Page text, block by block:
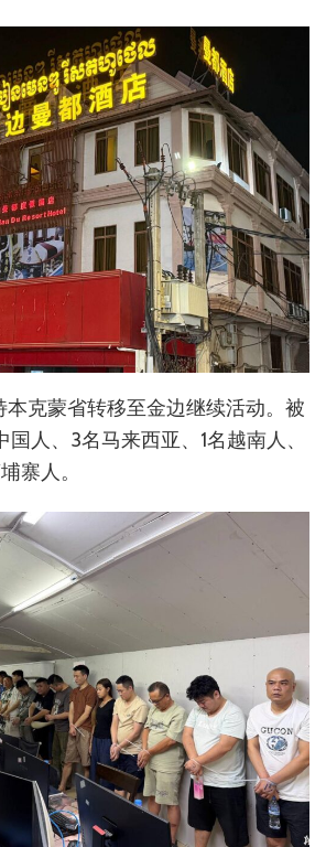
克蒙省转移至金边继续活动。被
人、3名马来西亚、1名越南人、
寨人。